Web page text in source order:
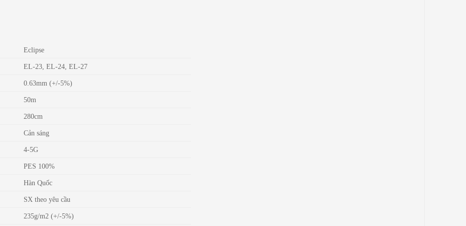
Eclipse
EL-23, EL-24, EL-27
0.63mm (+/-5%)
50m
280cm
Cản sáng
4-5G
PES 100%
Hàn Quốc
SX theo yêu cầu
235g/m2 (+/-5%)